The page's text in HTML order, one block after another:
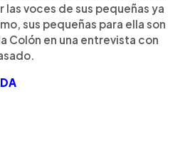
voces de sus pequeñas ya
sus pequeñas para ella son
Colón en una entrevista con